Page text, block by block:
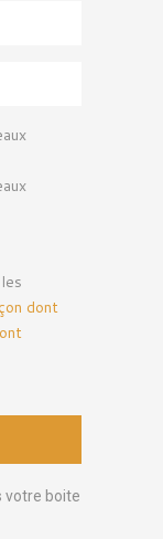
dont
votre boite